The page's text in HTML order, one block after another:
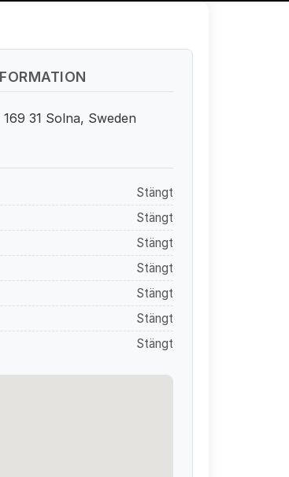
31 Solna, Sweden
Stängt
Stängt
Stängt
Stängt
Stängt
Stängt
Stängt